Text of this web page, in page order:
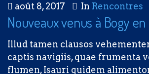
août 8, 2017 In Rencontres
Nouveaux venus à Bogy en
Illud tamen clausos
captis navigiis, quae frumenta
flumen, Isauri quidem